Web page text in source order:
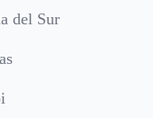
del Sur